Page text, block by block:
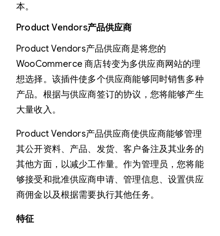
本。
Product Vendors产品供应商
Product Vendors产品供应商是将您的
WooCommerce 商店转变为多供应商网站的理
想选择。该插件使多个供应商能够同时销售多种
产品。根据与供应商签订的协议，您将能够产生
大量收入。
Product Vendors产品供应商使供应商能够管理
其公开资料、产品、发货、客户备注及其业务的
其他方面，以减少工作量。作为管理员，您将能
够接受和批准供应商申请、管理信息、设置供应
商佣金以及根据需要执行其他任务。
特征